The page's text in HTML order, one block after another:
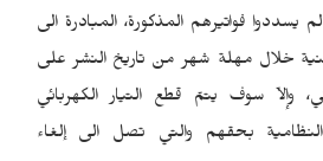
فواتيرهم المذكورة، المبادرة الى
خلال مهلة شهر من تاريخ النشر على
وإلاّ سوف يتمّ قطع التيار الكهربائي
النظامية بحقهم والتي تصل الى إلغاء